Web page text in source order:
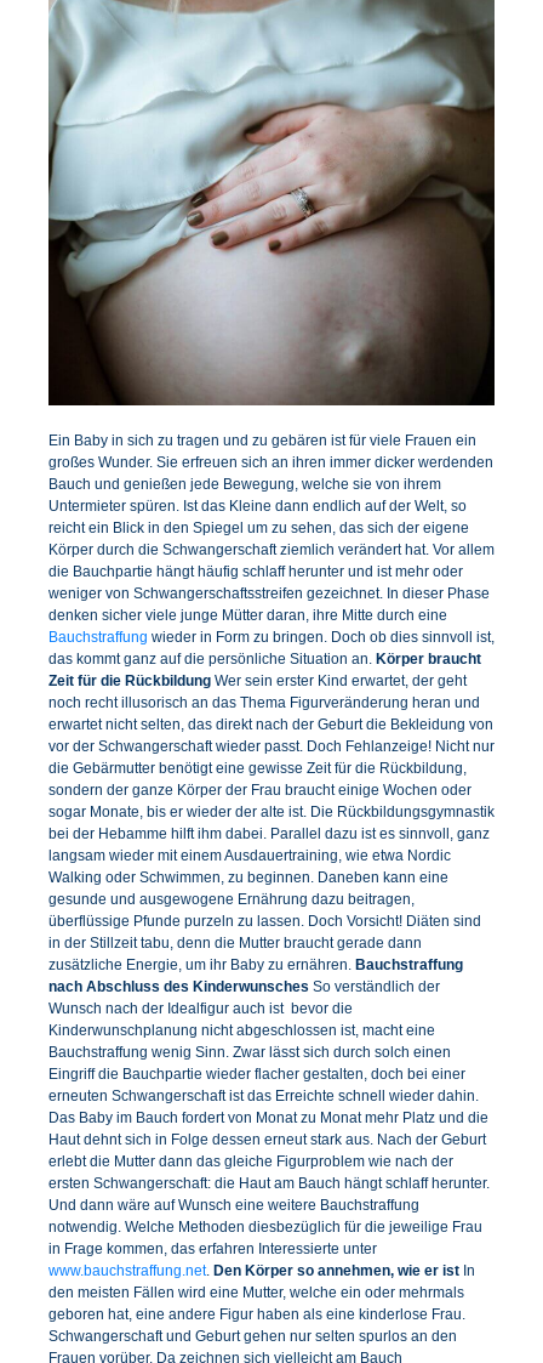
Ein Baby in sich zu tragen und zu gebären ist für viele Frauen ein
großes Wunder. Sie erfreuen sich an ihren immer dicker werdenden
Bauch und genießen jede Bewegung, welche sie von ihrem
Untermieter spüren. Ist das Kleine dann endlich auf der Welt, so
reicht ein Blick in den Spiegel um zu sehen, das sich der eigene
Körper durch die Schwangerschaft ziemlich verändert hat. Vor allem
die Bauchpartie hängt häufig schlaff herunter und ist mehr oder
weniger von Schwangerschaftsstreifen gezeichnet. In dieser Phase
denken sicher viele junge Mütter daran, ihre Mitte durch eine
Bauchstraffung wieder in Form zu bringen. Doch ob dies sinnvoll ist,
das kommt ganz auf die persönliche Situation an. Körper braucht
Zeit für die Rückbildung Wer sein erster Kind erwartet, der geht
noch recht illusorisch an das Thema Figurveränderung heran und
erwartet nicht selten, das direkt nach der Geburt die Bekleidung von
vor der Schwangerschaft wieder passt. Doch Fehlanzeige! Nicht nur
die Gebärmutter benötigt eine gewisse Zeit für die Rückbildung,
sondern der ganze Körper der Frau braucht einige Wochen oder
sogar Monate, bis er wieder der alte ist. Die Rückbildungsgymnastik
bei der Hebamme hilft ihm dabei. Parallel dazu ist es sinnvoll, ganz
langsam wieder mit einem Ausdauertraining, wie etwa Nordic
Walking oder Schwimmen, zu beginnen. Daneben kann eine
gesunde und ausgewogene Ernährung dazu beitragen,
überflüssige Pfunde purzeln zu lassen. Doch Vorsicht! Diäten sind
in der Stillzeit tabu, denn die Mutter braucht gerade dann
zusätzliche Energie, um ihr Baby zu ernähren. Bauchstraffung
nach Abschluss des Kinderwunsches So verständlich der
Wunsch nach der Idealfigur auch ist  bevor die
Kinderwunschplanung nicht abgeschlossen ist, macht eine
Bauchstraffung wenig Sinn. Zwar lässt sich durch solch einen
Eingriff die Bauchpartie wieder flacher gestalten, doch bei einer
erneuten Schwangerschaft ist das Erreichte schnell wieder dahin.
Das Baby im Bauch fordert von Monat zu Monat mehr Platz und die
Haut dehnt sich in Folge dessen erneut stark aus. Nach der Geburt
erlebt die Mutter dann das gleiche Figurproblem wie nach der
ersten Schwangerschaft: die Haut am Bauch hängt schlaff herunter.
Und dann wäre auf Wunsch eine weitere Bauchstraffung
notwendig. Welche Methoden diesbezüglich für die jeweilige Frau
in Frage kommen, das erfahren Interessierte unter
www.bauchstraffung.net. Den Körper so annehmen, wie er ist In
den meisten Fällen wird eine Mutter, welche ein oder mehrmals
geboren hat, eine andere Figur haben als eine kinderlose Frau.
Schwangerschaft und Geburt gehen nur selten spurlos an den
Frauen vorüber. Da zeichnen sich vielleicht am Bauch